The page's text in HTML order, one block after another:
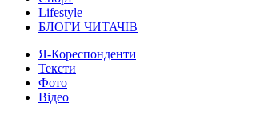
Lifestyle
БЛОГИ ЧИТАЧІВ
Я-Кореспонденти
Тексти
Фото
Відео